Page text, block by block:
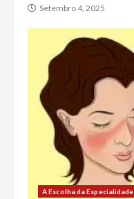
Setembro 4, 2025
A Escolha da Especialidade